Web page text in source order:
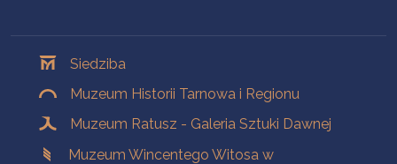
Siedziba
Muzeum Historii Tarnowa i Regionu
Muzeum Ratusz - Galeria Sztuki Dawnej
Muzeum Wincentego Witosa w